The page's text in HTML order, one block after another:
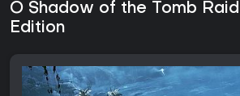
O Shadow of the Tomb
Edition